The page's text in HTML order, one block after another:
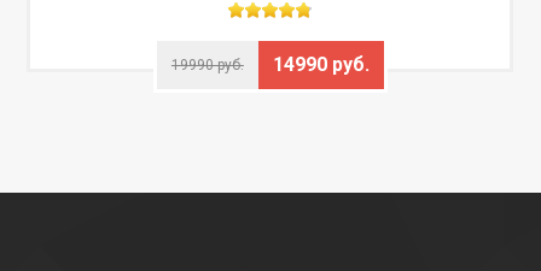
19990 руб. 14990 руб.